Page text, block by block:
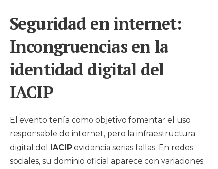
Seguridad en internet:
Incongruencias en la
identidad digital del
IACIP
El evento tenía como objetivo fomentar el uso
responsable de internet, pero la infraestructura
digital del
IACIP evidencia serias fallas. En redes
sociales, su dominio oficial aparece con variaciones: